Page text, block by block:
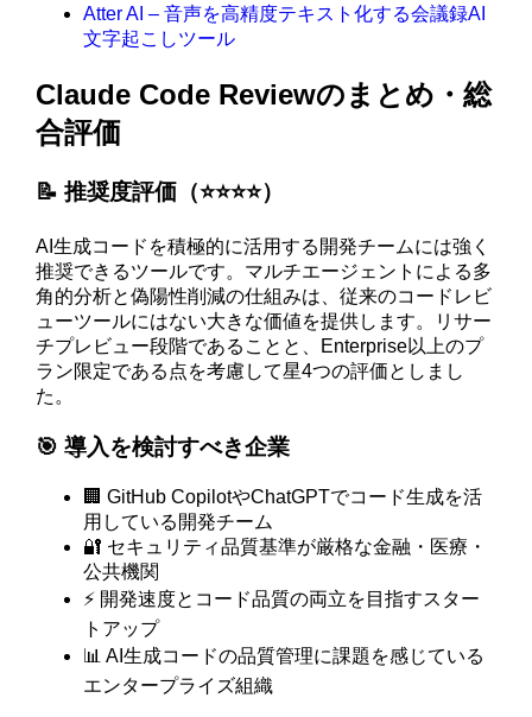
Atter AI – 音声を高精度テキスト化する会議録AI
文字起こしツール
Claude Code Reviewのまとめ・総
合評価
📝 推奨度評価（⭐️⭐️⭐️⭐️）
AI生成コードを積極的に活用する開発チームには強く
推奨できるツールです。マルチエージェントによる多
角的分析と偽陽性削減の仕組みは、従来のコードレビ
ューツールにはない大きな価値を提供します。リサー
チプレビュー段階であることと、Enterprise以上のプ
ラン限定である点を考慮して星4つの評価としまし
た。
🎯 導入を検討すべき企業
🏢 GitHub CopilotやChatGPTでコード生成を活
用している開発チーム
🔐 セキュリティ品質基準が厳格な金融・医療・
公共機関
⚡ 開発速度とコード品質の両立を目指すスター
トアップ
📊 AI生成コードの品質管理に課題を感じている
エンタープライズ組織